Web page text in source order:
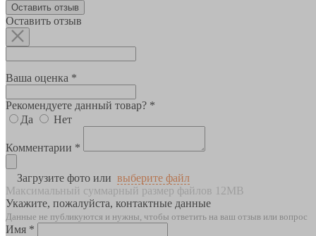
Оставить отзыв
Оставить отзыв
Ваша оценка *
Рекомендуете данный товар? *
Да
Нет
Комментарии *
Загрузите фото или выберите файл
Максимальный суммарный размер файлов 12MB
Укажите, пожалуйста, контактные данные
Данные не публикуются и нужны, чтобы ответить на ваш отзыв или вопрос
Имя *